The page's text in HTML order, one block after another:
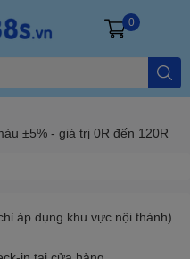
0
±5% - giá trị 0R đến 120R
áp dụng khu vực nội thành)